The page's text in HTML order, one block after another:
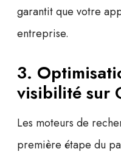
garantit que votre
entreprise.
3.
visibilité sur
Les moteurs de
première étape du